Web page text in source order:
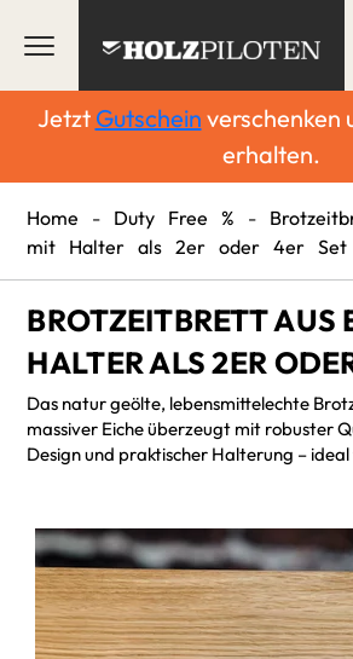
Jetzt Gutschein verschenken
erhalten.
Home - Duty Free % -
mit Halter als 2er oder 4er Set
BROTZEITBRETT AUS
HALTER ALS 2ER
Das natur geölte, lebensmittelechte
massiver Eiche überzeugt mit robuster
Design und praktischer Halterung –